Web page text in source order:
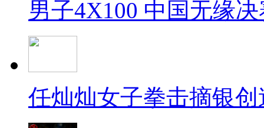
男子4X100 中国无缘
任灿灿女子拳击摘银